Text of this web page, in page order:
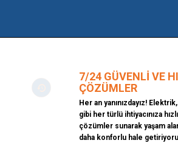
7/24 GÜVENLI VE
ÇÖZÜMLER
Her an yanınızdayız!
gibi her türlü ihtiyacınıza
çözümler sunarak yaşam
daha konforlu hale